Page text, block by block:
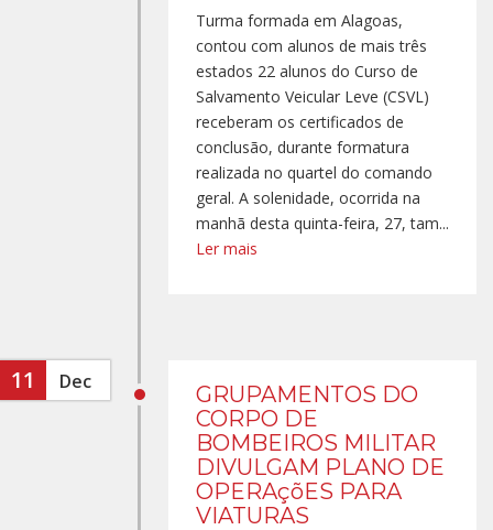
Turma formada em Alagoas,
contou com alunos de mais três
estados 22 alunos do Curso de
Salvamento Veicular Leve (CSVL)
receberam os certificados de
conclusão, durante formatura
realizada no quartel do comando
geral. A solenidade, ocorrida na
manhã desta quinta-feira, 27, tam...
Ler mais
11 Dec
GRUPAMENTOS DO
CORPO DE
BOMBEIROS MILITAR
DIVULGAM PLANO DE
OPERAçõES PARA
VIATURAS